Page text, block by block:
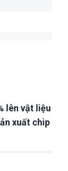
lên vật liệu
xuất chip